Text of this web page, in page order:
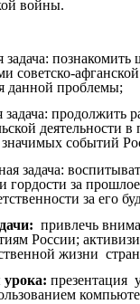
войны.
познакомить
советско-
данной проблемы;
продолжить
деятельности в
событий
задача:
гордости за
за его
привлечь
России;
жизни
презентация